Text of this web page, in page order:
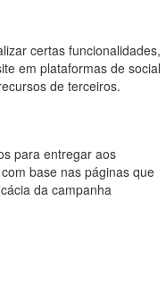
certas funcionalidades,
em plataformas de social
de terceiros.
para entregar aos
base nas páginas que
da campanha